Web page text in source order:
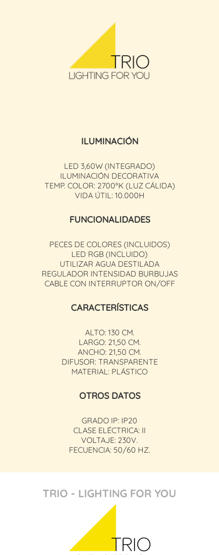
ILUMINACIÓN
LED 3,60W (INTEGRADO)
ILUMINACIÓN DECORATIVA
TEMP. COLOR: 2700ºK (LUZ CÁLIDA)
VIDA ÚTIL: 10.000H
FUNCIONALIDADES
PECES DE COLORES (INCLUIDOS)
LED RGB (INCLUIDO)
UTILIZAR AGUA DESTILADA
REGULADOR INTENSIDAD BURBUJAS
CABLE CON INTERRUPTOR ON/OFF
CARACTERÍSTICAS
ALTO: 130 CM.
LARGO: 21,50 CM.
ANCHO: 21,50 CM.
DIFUSOR: TRANSPARENTE
MATERIAL: PLÁSTICO
OTROS DATOS
GRADO IP: IP20
CLASE ELÉCTRICA: II
VOLTAJE: 230V.
FECUENCIA: 50/60 HZ.
TRIO - LIGHTING FOR YOU